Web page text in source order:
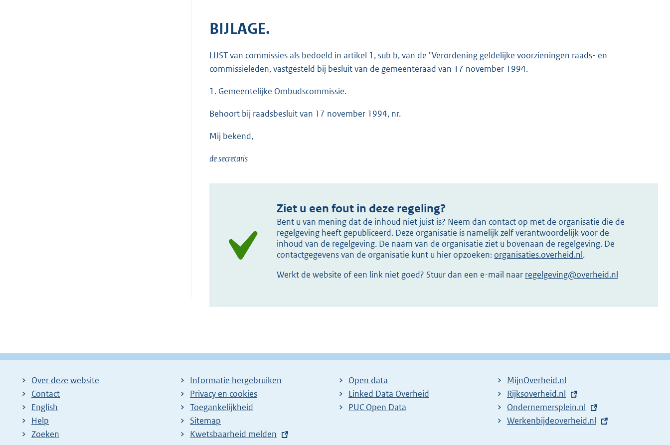
BIJLAGE.
LIJST van commissies als bedoeld in artikel 1, sub b, van de "Verordening geldelijke voorzieningen raads- en
commissieleden, vastgesteld bij besluit van de gemeenteraad van 17 november 1994.
1. Gemeentelijke Ombudscommissie.
Behoort bij raadsbesluit van 17 november 1994, nr.
Mij bekend,
de secretaris
Ziet u een fout in deze regeling?
Bent u van mening dat de inhoud niet juist is? Neem dan contact op met de organisatie die de
regelgeving heeft gepubliceerd. Deze organisatie is namelijk zelf verantwoordelijk voor de
inhoud van de regelgeving. De naam van de organisatie ziet u bovenaan de regelgeving. De
contactgegevens van de organisatie kunt u hier opzoeken: organisaties.overheid.nl.
Werkt de website of een link niet goed? Stuur dan een e-mail naar regelgeving@overheid.nl
Over deze website
Contact
English
Help
Zoeken
Informatie hergebruiken
Privacy en cookies
Toegankelijkheid
Sitemap
E
Kwetsbaarheid melden
Open data
Linked Data Overheid
PUC Open Data
MijnOverheid.nl
E
x
t
Rijksoverheid.nl
E
x
Ondernemersplein.nl
E
Werkenbijdeoverheid.nl